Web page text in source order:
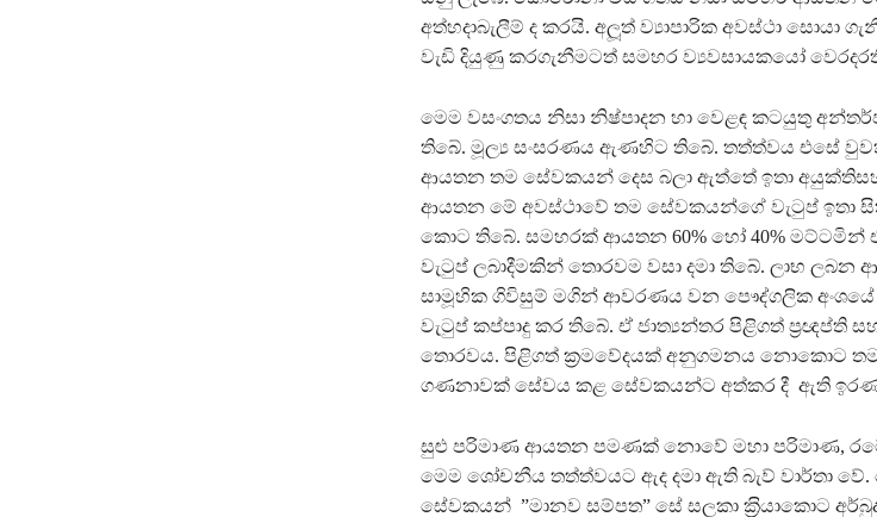
අත්හදාබැලීම් ද කරයි. අලූත් ව්‍යාපාරික අවස්ථා සොයා
වැඩි දියුණු කරගැනීමටත් සමහර ව්‍යවසායකයෝ
මෙම වසංගතය නිසා නිෂ්පාදන හා වෙළඳ කටයුතු
තිබේ. මූල්‍ය සංසරණය ඇණහිට තිබේ. තත්ත්වය එසේ
ආයතන තම සේවකයන් දෙස බලා ඇත්තේ ඉතා
ආයතන මේ අවස්ථාවේ තම සේවකයන්ගේ වැටුප් ඉතා
කොට තිබේ. සමහරක් ආයතන 60% හෝ 40% මට්ටමින්
වැටුප් ලබාදීමකින් තොරවම වසා දමා තිබේ. ලාභ
සාමූහික ගිවිසුම් මගින් ආවරණය වන පෞද්ගලික
වැටුප් කප්පාදු කර තිබේ. ඒ ජාත්‍යන්තර පිළිගත්
තොරවය. පිළිගත් ක‍්‍රමවේදයක් අනුගමනය නොකොට
ගණනාවක් සේවය කළ සේවකයන්ට අත්කර දී ඇති
සුළු පරිමාණ ආයතන පමණක් නොවේ මහා පරිමාණ,
මෙම ශෝචනීය තත්ත්වයට ඇද දමා ඇති බැව් වාර්තා
සේවකයන් ”මානව සම්පත” සේ සලකා ක‍්‍රියාකොට